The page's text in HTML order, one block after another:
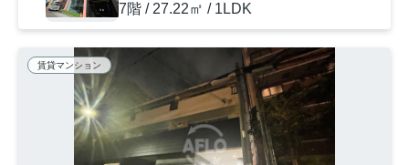
7階 / 27.22㎡ / 1LDK
賃貸マンション